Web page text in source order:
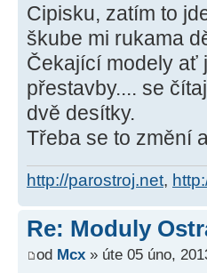
Cipisku, zatím to
škube mi rukama
Čekající modely ať
přestavby.... se
dvě desítky.
Třeba se to změní
http://parostroj.net,
Re: Moduly
od Mcx » úte 05 úno,